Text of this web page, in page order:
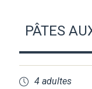
PÂTES
4 adultes